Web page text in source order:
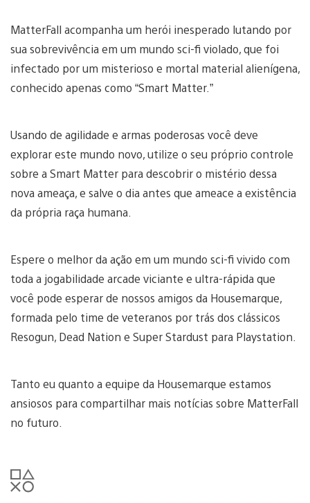
MatterFall acompanha um herói inesperado lutando por
sua sobrevivência em um mundo sci-fi violado, que foi
infectado por um misterioso e mortal material alienígena,
conhecido apenas como “Smart Matter.”
Usando de agilidade e armas poderosas você deve
explorar este mundo novo, utilize o seu próprio controle
sobre a Smart Matter para descobrir o mistério dessa
nova ameaça, e salve o dia antes que ameace a existência
da própria raça humana.
Espere o melhor da ação em um mundo sci-fi vivido com
toda a jogabilidade arcade viciante e ultra-rápida que
você pode esperar de nossos amigos da Housemarque,
formada pelo time de veteranos por trás dos clássicos
Resogun, Dead Nation e Super Stardust para Playstation.
Tanto eu quanto a equipe da Housemarque estamos
ansiosos para compartilhar mais notícias sobre MatterFall
no futuro.